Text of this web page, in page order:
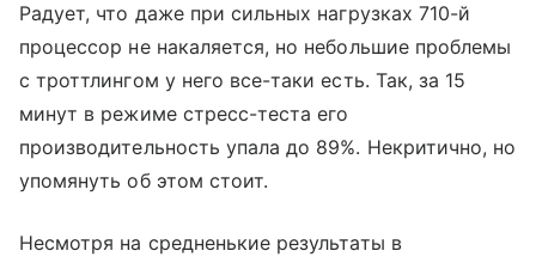
Радует, что даже при сильных нагрузках 710-й
процессор не накаляется, но небольшие проблемы
с троттлингом у него все-таки есть. Так, за 15
минут в режиме стресс-теста его
производительность упала до 89%. Некритично, но
упомянуть об этом стоит.
Несмотря на средненькие результаты в